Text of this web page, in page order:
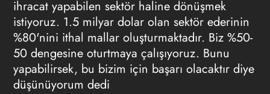
ihracat yapabilen sektör haline dönüşmek
istiyoruz. 1.5 milyar dolar olan sektör ederinin
%80'nini ithal mallar oluşturmaktadır. Biz %50-
50 dengesine oturtmaya çalışıyoruz. Bunu
yapabilirsek, bu bizim için başarı olacaktır diye
düşünüyorum dedi